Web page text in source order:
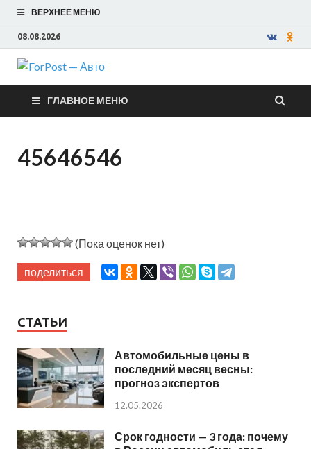
ВЕРХНЕЕ МЕНЮ
08.08.2026
ForPost —
Авто
ГЛАВНОЕ МЕНЮ
45646546
(Пока оценок нет)
поделиться
СТАТЬИ
Автомобильные цены в
последний месяц весны:
прогноз экспертов
12.05.2026
Срок годности — 3 года: почему